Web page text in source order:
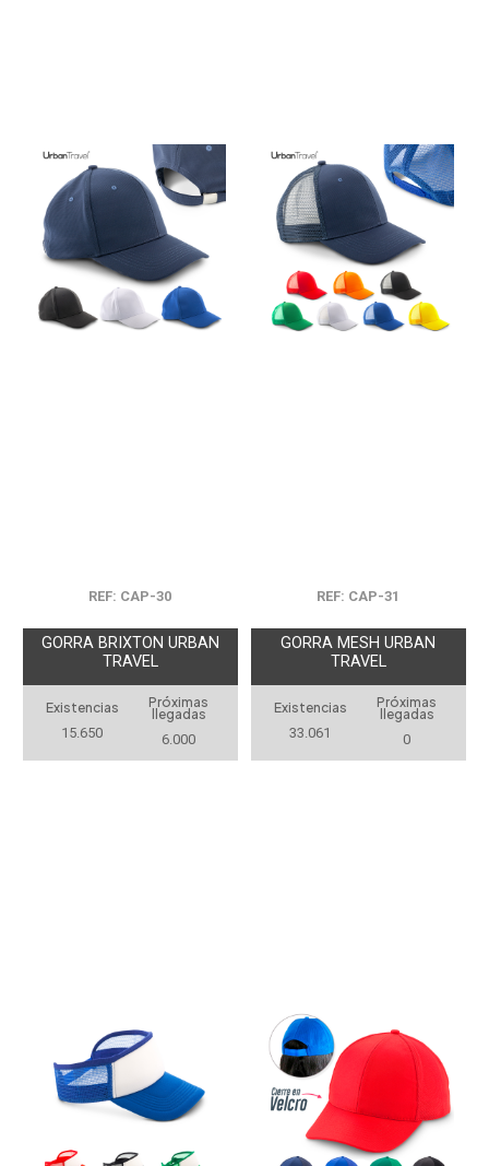
REF: CAP-30
GORRA BRIXTON URBAN
TRAVEL
Existencias
15.650
Próximas
llegadas
6.000
REF: CAP-31
GORRA MESH URBAN
TRAVEL
Existencias
33.061
Próximas
llegadas
0